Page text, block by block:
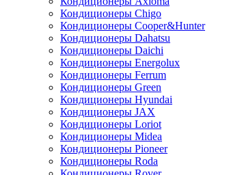
Кондиционеры Chigo
Кондиционеры Cooper&Hunter
Кондиционеры Dahatsu
Кондиционеры Daichi
Кондиционеры Energolux
Кондиционеры Ferrum
Кондиционеры Green
Кондиционеры Hyundai
Кондиционеры JAX
Кондиционеры Loriot
Кондиционеры Midea
Кондиционеры Pioneer
Кондиционеры Roda